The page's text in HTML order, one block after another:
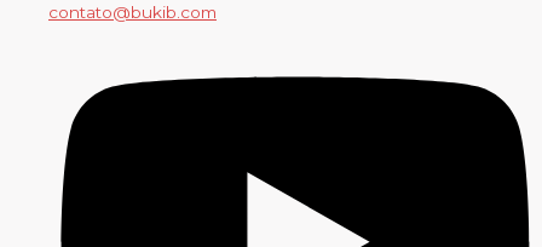
contato@bukib.com